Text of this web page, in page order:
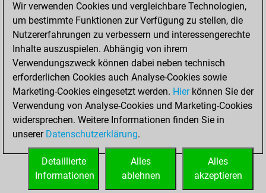
Bauernopfer
7
Matt auf vollem Brett
0
Bauer setzt Matt
Erstickte Matts
Unterverwandlungen
0
Türme auf der siebten
0
STARTSEITE
Wir verwenden Cookies und vergleichbare Technologien,
um bestimmte Funktionen zur Verfügung zu stellen, die
Nutzererfahrungen zu verbessern und interessengerechte
Inhalte auszuspielen. Abhängig von ihrem
Verwendungszweck können dabei neben technisch
erforderlichen Cookies auch Analyse-Cookies sowie
Marketing-Cookies eingesetzt werden. Hierkönnen Sie der
Verwendung von Analyse-Cookies und Marketing-Cookies
widersprechen. Weitere Informationen finden Sie in
unserer Datenschutzerklärung.
Alles
akzeptieren
Alles
ablehnen
Detaillierte
Informationen